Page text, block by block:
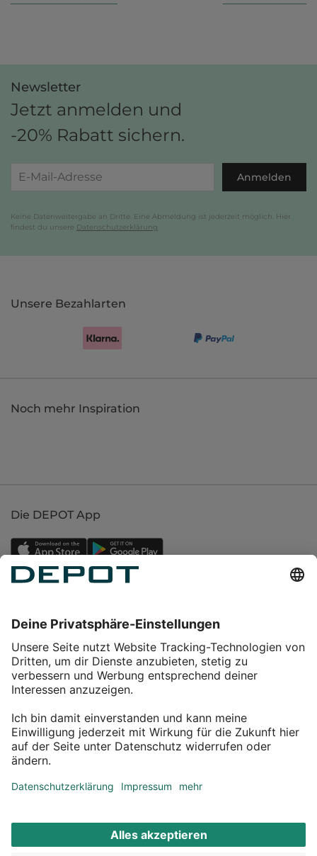
Newsletter
Jetzt anmelden und
-20% Rabatt sichern.
Anmelden
Keine Datenweitergabe an Dritte. Eine Abmeldung ist jederzeit möglich. Hier
findest du unsere Datenschutzerklärung
Unsere Bezahlarten
Noch mehr Inspiration
Die DEPOT App
Service
Über DEPOT
Kontakt